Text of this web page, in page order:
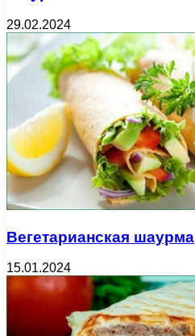
29.02.2024
Вегетарианская шаурма
15.01.2024